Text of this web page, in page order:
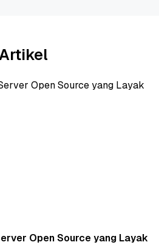
Open Source yang Layak